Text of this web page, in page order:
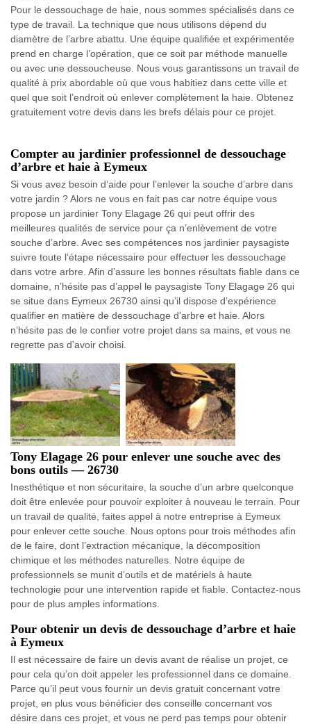
Pour le dessouchage de haie, nous sommes spécialisés dans ce
type de travail. La technique que nous utilisons dépend du
diamètre de l’arbre abattu. Une équipe qualifiée et expérimentée
prend en charge l’opération, que ce soit par méthode manuelle
ou avec une dessoucheuse. Nous vous garantissons un travail de
qualité à prix abordable où que vous habitiez dans cette ville et
quel que soit l’endroit où enlever complètement la haie. Obtenez
gratuitement votre devis dans les brefs délais pour ce projet.
Compter au jardinier professionnel de dessouchage
d’arbre et haie à Eymeux
Si vous avez besoin d’aide pour l’enlever la souche d’arbre dans
votre jardin ? Alors ne vous en fait pas car notre équipe vous
propose un jardinier Tony Elagage 26 qui peut offrir des
meilleures qualités de service pour ça n’enlèvement de votre
souche d’arbre. Avec ses compétences nos jardinier paysagiste
suivre toute l’étape nécessaire pour effectuer les dessouchage
dans votre arbre. Afin d’assure les bonnes résultats fiable dans ce
domaine, n’hésite pas d’appel le paysagiste Tony Elagage 26 qui
se situe dans Eymeux 26730 ainsi qu’il dispose d’expérience
qualifier en matière de dessouchage d’arbre et haie. Alors
n’hésite pas de le confier votre projet dans sa mains, et vous ne
regrette pas d’avoir choisi.
Tony Elagage 26 pour enlever une souche avec des
bons outils — 26730
Inesthétique et non sécuritaire, la souche d’un arbre quelconque
doit être enlevée pour pouvoir exploiter à nouveau le terrain. Pour
un travail de qualité, faites appel à notre entreprise à Eymeux
pour enlever cette souche. Nous optons pour trois méthodes afin
de le faire, dont l’extraction mécanique, la décomposition
chimique et les méthodes naturelles. Notre équipe de
professionnels se munit d’outils et de matériels à haute
technologie pour une intervention rapide et fiable. Contactez-nous
pour de plus amples informations.
Pour obtenir un devis de dessouchage d’arbre et haie
à Eymeux
Il est nécessaire de faire un devis avant de réalise un projet, ce
pour cela qu’on doit appeler les professionnel dans ce domaine.
Parce qu’il peut vous fournir un devis gratuit concernant votre
projet, en plus vous bénéficier des conseille concernant vos
désire dans ces projet, et vous ne perd pas temps pour obtenir